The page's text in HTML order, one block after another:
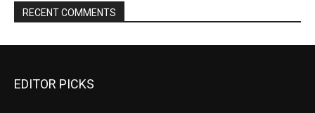
EDITOR PICKS